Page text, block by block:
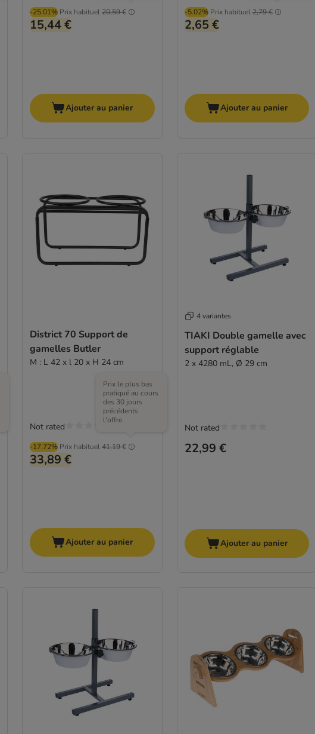
-25.01% Prix habituel20,59 €
15,44 €
Ajouter au panier
-5.02% Prix habituel2,79 €
2,65 €
Ajouter au panier
District 70 Support de
gamelles Butler
M : L 42 x l 20 x H 24 cm
-17.72% Prix habituel41,19 €
Prix le plus bas
pratiqué au cours
des 30 jours
précédents
l'offre.
33,89 €
Not rated
Ajouter au panier
4 variantes
TIAKI Double gamelle avec
support réglable
2 x 4280 mL, Ø 29 cm
22,99 €
Not rated
Ajouter au panier